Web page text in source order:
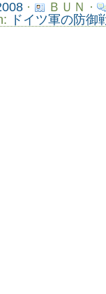
·
ＢＵＮ ·
ドイツ軍の防御